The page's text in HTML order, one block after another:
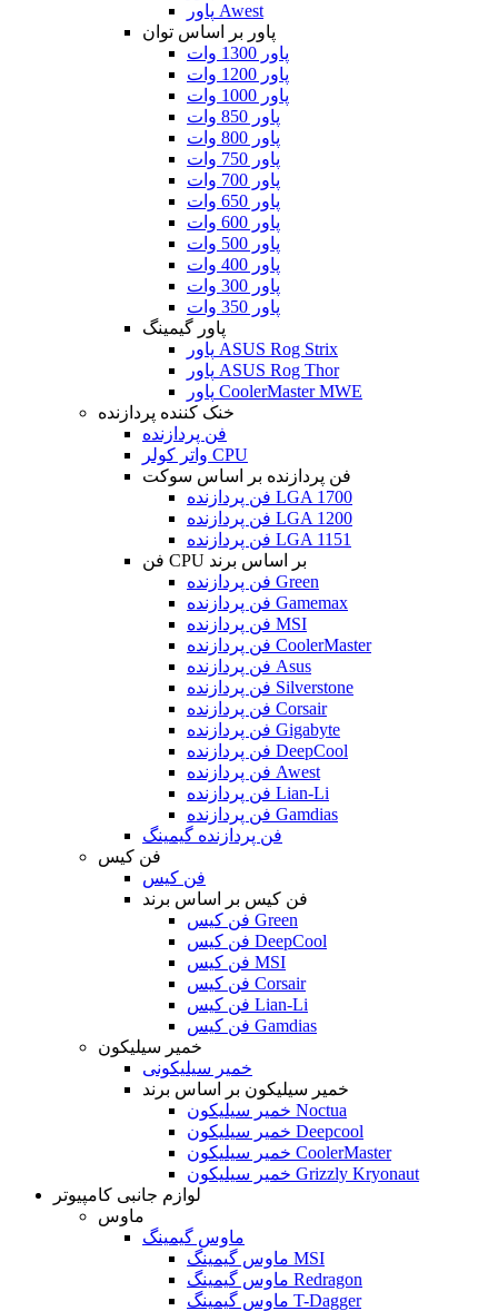
پاور Awest
پاور بر اساس توان
پاور 1300 وات
پاور 1200 وات
پاور 1000 وات
پاور 850 وات
پاور 800 وات
پاور 750 وات
پاور 700 وات
پاور 650 وات
پاور 600 وات
پاور 500 وات
پاور 400 وات
پاور 300 وات
پاور 350 وات
پاور گیمینگ
پاور ASUS Rog Strix
پاور ASUS Rog Thor
پاور CoolerMaster MWE
خنک کننده پردازنده
فن پردازنده
واتر کولر CPU
فن پردازنده بر اساس سوکت
فن پردازنده LGA 1700
فن پردازنده LGA 1200
فن پردازنده LGA 1151
فن CPU بر اساس برند
فن پردازنده Green
فن پردازنده Gamemax
فن پردازنده MSI
فن پردازنده CoolerMaster
فن پردازنده Asus
فن پردازنده Silverstone
فن پردازنده Corsair
فن پردازنده Gigabyte
فن پردازنده DeepCool
فن پردازنده Awest
فن پردازنده Lian-Li
فن پردازنده Gamdias
فن پردازنده گیمینگ
فن کیس
فن کیس
فن کیس بر اساس برند
فن کیس Green
فن کیس DeepCool
فن کیس MSI
فن کیس Corsair
فن کیس Lian-Li
فن کیس Gamdias
خمیر سیلیکون
خمیر سیلیکونی
خمیر سیلیکون بر اساس برند
خمیر سیلیکون Noctua
خمیر سیلیکون Deepcool
خمیر سیلیکون CoolerMaster
خمیر سیلیکون Grizzly Kryonaut
لوازم جانبی کامپیوتر
ماوس
ماوس گیمینگ
ماوس گیمینگ MSI
ماوس گیمینگ Redragon
ماوس گیمینگ T-Dagger